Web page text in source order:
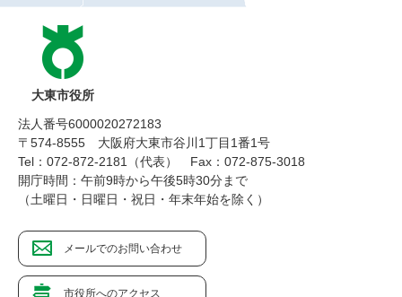
大東市役所
法人番号6000020272183
〒574-8555 大阪府大東市谷川1丁目1番1号
Tel：072-872-2181（代表）
Fax：072-875-3018
開庁時間：午前9時から午後5時30分まで
（土曜日・日曜日・祝日・年末年始を除く）
メールでのお問い合わせ
市役所へのアクセス